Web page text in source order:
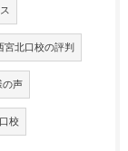
宮北口校の評判
の声
校